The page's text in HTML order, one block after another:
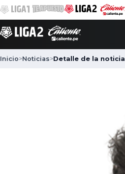
Inicio>Noticias>Detalle de la noticia